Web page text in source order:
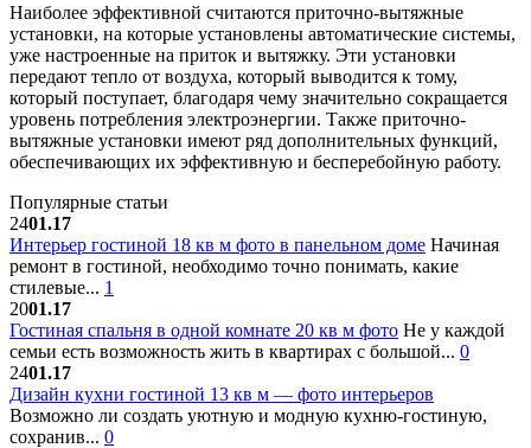
Наиболее эффективной считаются приточно-вытяжные
установки, на которые установлены автоматические системы,
уже настроенные на приток и вытяжку. Эти установки
передают тепло от воздуха, который выводится к тому,
который поступает, благодаря чему значительно сокращается
уровень потребления электроэнергии. Также приточно-
вытяжные установки имеют ряд дополнительных функций,
обеспечивающих их эффективную и бесперебойную работу.
Популярные статьи
2401.17
Интерьер гостиной 18 кв м фото в панельном доме Начиная
ремонт в гостиной, необходимо точно понимать, какие
стилевые... 1
2001.17
Гостиная спальня в одной комнате 20 кв м фото Не у каждой
семьи есть возможность жить в квартирах с большой... 0
2401.17
Дизайн кухни гостиной 13 кв м — фото интерьеров
Возможно ли создать уютную и модную кухню-гостиную,
сохранив... 0